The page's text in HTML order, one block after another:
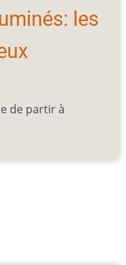
les
de partir à